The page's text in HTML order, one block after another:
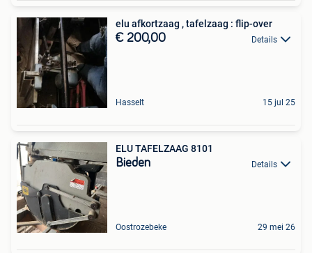
elu afkortzaag , tafelzaag : flip-over
€ 200,00 Details
Hasselt 15 jul 25
ELU TAFELZAAG 8101
Bieden Details
Oostrozebeke 29 mei 26